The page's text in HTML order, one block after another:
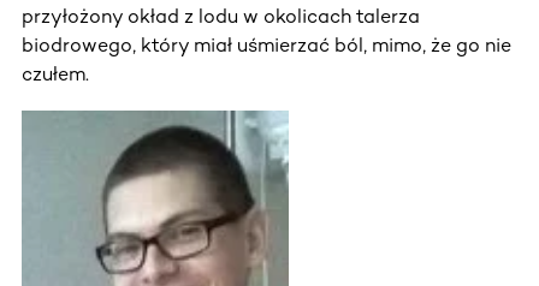
przyłożony okład z lodu w okolicach talerza
biodrowego, który miał uśmierzać ból, mimo, że go nie
czułem.